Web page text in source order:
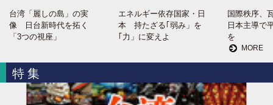
台湾「麗しの島」の実
像 日台新時代を拓く
「3つの視座」
エネルギー依存国家・日
本 持たざる｢弱み」を
｢力」に変えよ
国際秩序
日本主導で
を
MORE
特集